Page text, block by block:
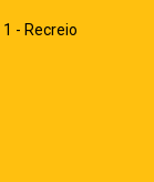
- Recreio